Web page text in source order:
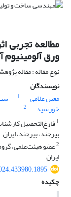
مطالعه تجربی
ورق آلومینیوم
نوع مقاله : مقاله
نویسندگان
معین غلامی
1
خورشید
2
1فارغ‌التحصیل
بیرجند، بیرجند، ایران
2عضو هیئت‌علمی،
ایران
چکیده